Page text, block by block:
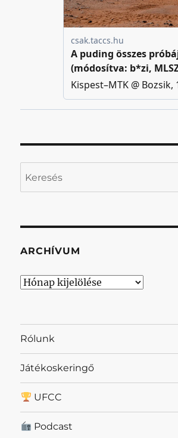
ARCHÍVUM
Archívum
Rólunk
Játékoskeringő
UFCC
Podcast